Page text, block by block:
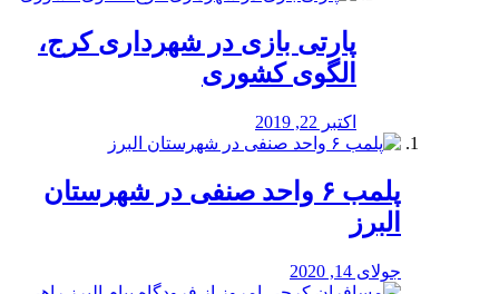
پارتی بازی در شهرداری کرج،
الگوی کشوری
اکتبر 22, 2019
پلمب ۶ واحد صنفی در شهرستان
البرز
جولای 14, 2020